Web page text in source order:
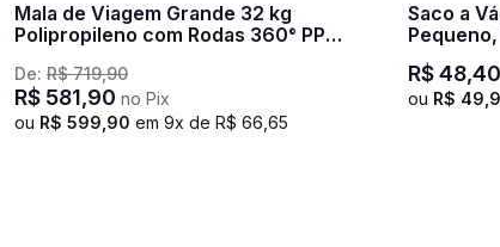
Mala de Viagem Grande 32 kg
Polipropileno com Rodas 360° PP
De: R$ 719,90
R$ 581,90 no Pix
ou R$ 599,90 em 9x de R$ 66,65
Saco a
R$ 48,40
ou R$ 49,